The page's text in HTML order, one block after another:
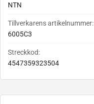
NTN
Tillverkarens artikelnummer:
6005C3
Streckkod:
4547359323504